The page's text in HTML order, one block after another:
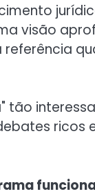
visão
referência
tão
ricos